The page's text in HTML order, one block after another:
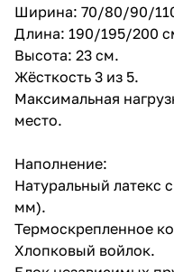
Ширина: 70/80/90/
Длина: 190/195/200
Высота: 23 см.
Жёсткость 3 из 5.
Максимальная
место.
Наполнение:
Натуральный латекс
мм).
Термоскрепленное
Хлопковый войлок.